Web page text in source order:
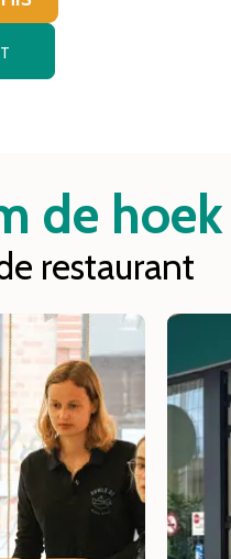
de hoek
restaurant